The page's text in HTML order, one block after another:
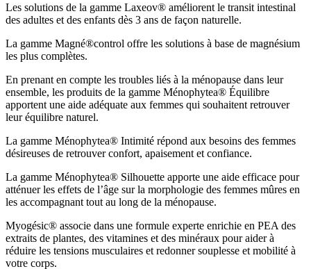
Les solutions de la gamme Laxeov® améliorent le transit intestinal
des adultes et des enfants dès 3 ans de façon naturelle.
La gamme Magné®control offre les solutions à base de magnésium
les plus complètes.
En prenant en compte les troubles liés à la ménopause dans leur
ensemble, les produits de la gamme Ménophytea® Équilibre
apportent une aide adéquate aux femmes qui souhaitent retrouver
leur équilibre naturel.
La gamme Ménophytea® Intimité répond aux besoins des femmes
désireuses de retrouver confort, apaisement et confiance.
La gamme Ménophytea® Silhouette apporte une aide efficace pour
atténuer les effets de l’âge sur la morphologie des femmes mûres en
les accompagnant tout au long de la ménopause.
Myogésic® associe dans une formule experte enrichie en PEA des
extraits de plantes, des vitamines et des minéraux pour aider à
réduire les tensions musculaires et redonner souplesse et mobilité à
votre corps.